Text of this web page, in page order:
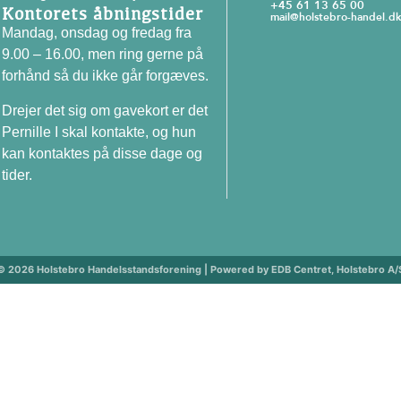
Kontorets åbningstider
Mandag, onsdag og fredag fra
9.00 – 16.00, men ring gerne på
forhånd så du ikke går forgæves.
Drejer det sig om gavekort er det
Pernille I skal kontakte, og hun
kan kontaktes på disse dage og
tider.
+45 61 13 65 00
mail@holstebro-handel.dk
2026 Holstebro Handelsstandsforening | Powered by EDB Centret, Holstebro A/